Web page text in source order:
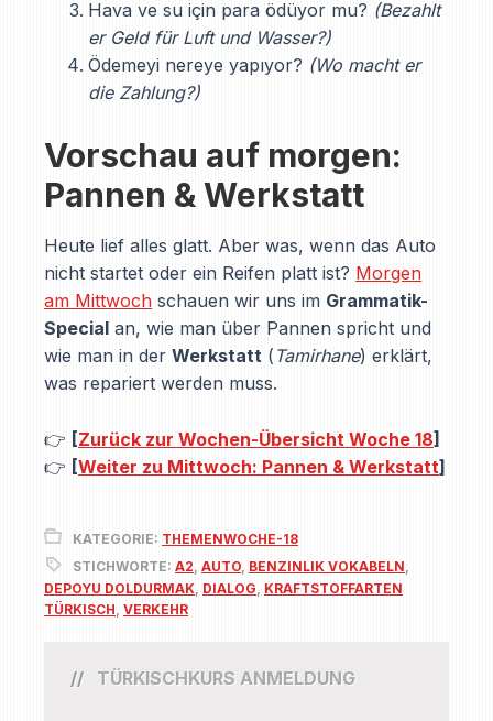
Hava ve su için para ödüyor mu? (Bezahlt
er Geld für Luft und Wasser?)
Ödemeyi nereye yapıyor? (Wo macht er
die Zahlung?)
Vorschau auf morgen:
Pannen & Werkstatt
Heute lief alles glatt. Aber was, wenn das Auto
nicht startet oder ein Reifen platt ist? Morgen
am Mittwoch schauen wir uns im Grammatik-
Special an, wie man über Pannen spricht und
wie man in der Werkstatt ( Tamirhane) erklärt,
was repariert werden muss.
👉 [Zurück zur Wochen-Übersicht Woche 18]
👉 [Weiter zu Mittwoch: Pannen & Werkstatt]
KATEGORIE: THEMENWOCHE-18
STICHWORTE: A2, AUTO, BENZINLIK VOKABELN,
DEPOYU DOLDURMAK, DIALOG, KRAFTSTOFFARTEN
TÜRKISCH, VERKEHR
TÜRKISCHKURS ANMELDUNG